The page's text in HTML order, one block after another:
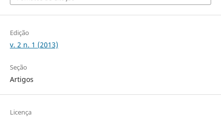
Edição
v. 2 n. 1 (2013)
Seção
Artigos
Licença